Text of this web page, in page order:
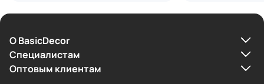
О BasicDecor
Cпециалистам
Оптовым клиентам